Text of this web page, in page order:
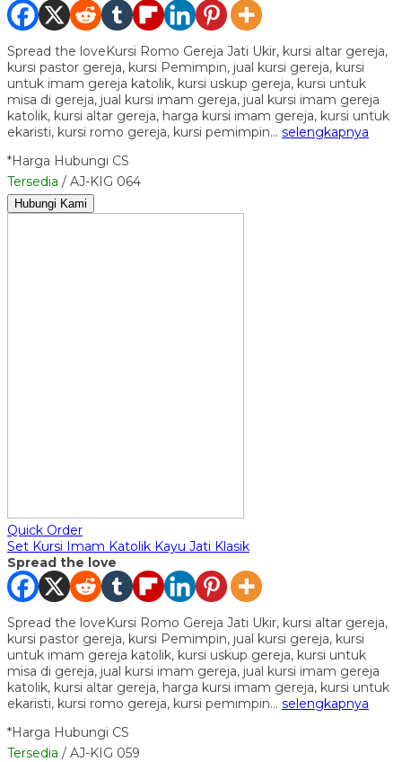
Spread the loveKursi Romo Gereja Jati Ukir, kursi altar gereja,
kursi pastor gereja, kursi Pemimpin, jual kursi gereja, kursi
untuk imam gereja katolik, kursi uskup gereja, kursi untuk
misa di gereja, jual kursi imam gereja, jual kursi imam gereja
katolik, kursi altar gereja, harga kursi imam gereja, kursi untuk
ekaristi, kursi romo gereja, kursi pemimpin… selengkapnya
*Harga Hubungi CS
Tersedia / AJ-KIG 064
Hubungi Kami
Quick Order
Set Kursi Imam Katolik Kayu Jati Klasik
Spread the love
Spread the loveKursi Romo Gereja Jati Ukir, kursi altar gereja,
kursi pastor gereja, kursi Pemimpin, jual kursi gereja, kursi
untuk imam gereja katolik, kursi uskup gereja, kursi untuk
misa di gereja, jual kursi imam gereja, jual kursi imam gereja
katolik, kursi altar gereja, harga kursi imam gereja, kursi untuk
ekaristi, kursi romo gereja, kursi pemimpin… selengkapnya
*Harga Hubungi CS
Tersedia / AJ-KIG 059